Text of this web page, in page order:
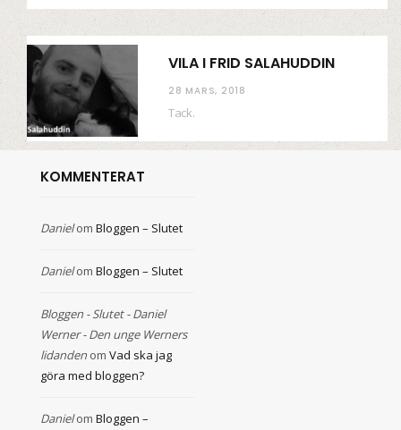
VILA I FRID SALAHUDDIN
28 MARS, 2018
Tack.
KOMMENTERAT
Danielom Bloggen – Slutet
Danielom Bloggen – Slutet
Bloggen - Slutet - Daniel
Werner - Den unge Werners
lidanden om Vad ska jag
göra med bloggen?
Danielom Bloggen –